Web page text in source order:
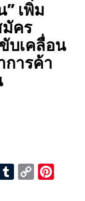
เพิ่ม
คร
บเคลื่อน
ารค้า
Tumblr
Copy